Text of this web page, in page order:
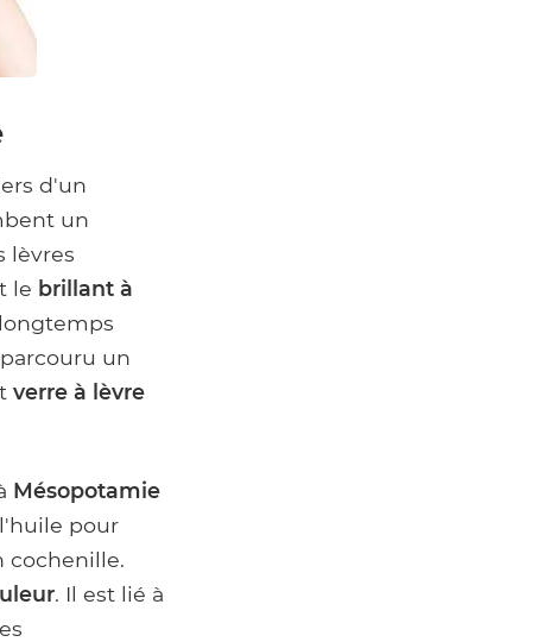
d'un
un
lèvres
le brillant à
un
verre à lèvre
Mésopotamie
pour
cochenille.
. Il est lié à